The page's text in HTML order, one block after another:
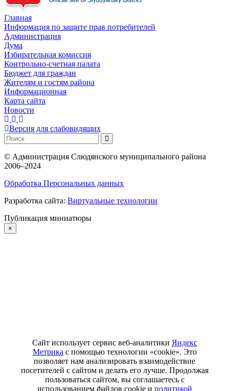
Главная
Информация по защите прав потребителей
Администрация
Дума
Избирательная комиссия
Контрольно-счетная палата
Бюджет для граждан
Жителям и гостям района
Информационная
Карта сайта
Новости
Версия для слабовидящих
© Администрация Слюдянского муниципального района
2006–2024
Обработка Персональных данных
Разработка сайта: Виртуальные технологии
Публикация миниатюры
×
Сайт использует сервис веб-аналитики Яндекс
Метрика с помощью технологии «cookie». Это
позволяет нам анализировать взаимодействие
посетителей с сайтом и делать его лучше. Продолжая
пользоваться сайтом, вы соглашаетесь с
использованием файлов cookie и политикой